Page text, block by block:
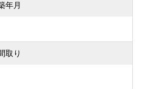
年月
取り